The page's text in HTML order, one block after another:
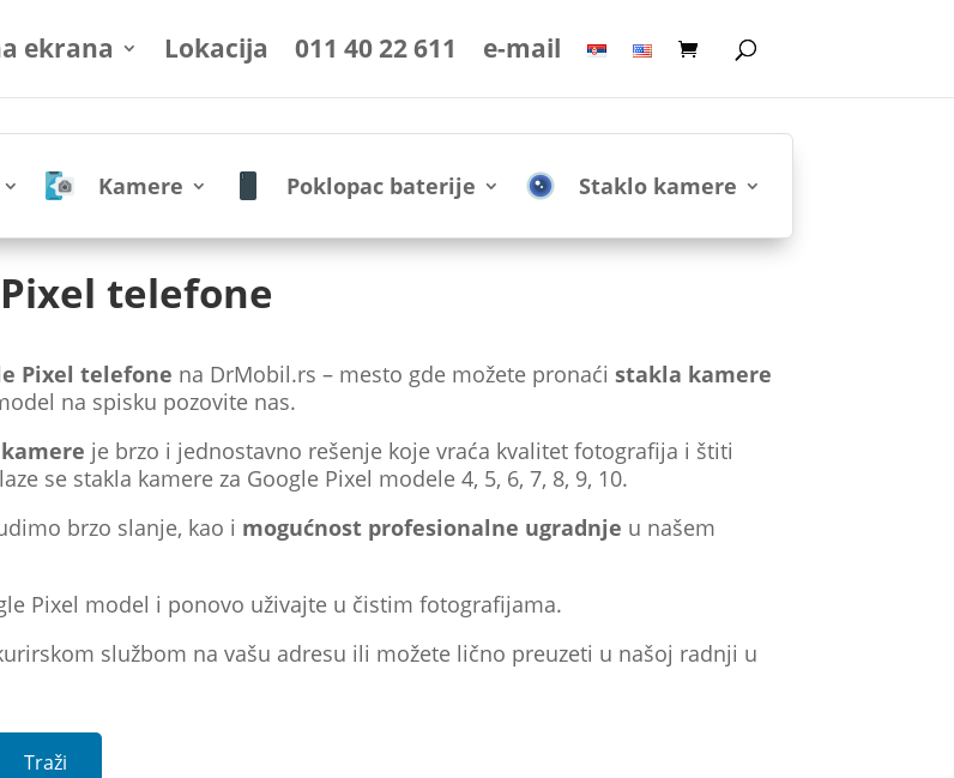
ekrana Lokacija 011 40 22 611 e-mail
Kamere Poklopac baterije Staklo kamere
telefone
Pixel telefone na DrMobil.rs – mesto gde možete pronaćistakla kamere
na spisku pozovite nas.
je brzo i jednostavno rešenje koje vraća kvalitet fotografija i štiti
se stakla kamere za Google Pixel modele 4, 5, 6, 7, 8, 9, 10.
brzo slanje, kao i mogućnost profesionalne ugradnje u našem
Pixel model i ponovo uživajte u čistim fotografijama.
službom na vašu adresu ili možete lično preuzeti u našoj radnji u
Traži